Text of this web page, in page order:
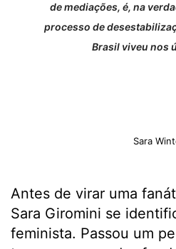
de mediações, é, na
processo de
Brasil viveu nos
Sara
Antes de virar uma
Sara Giromini se
feminista. Passou um